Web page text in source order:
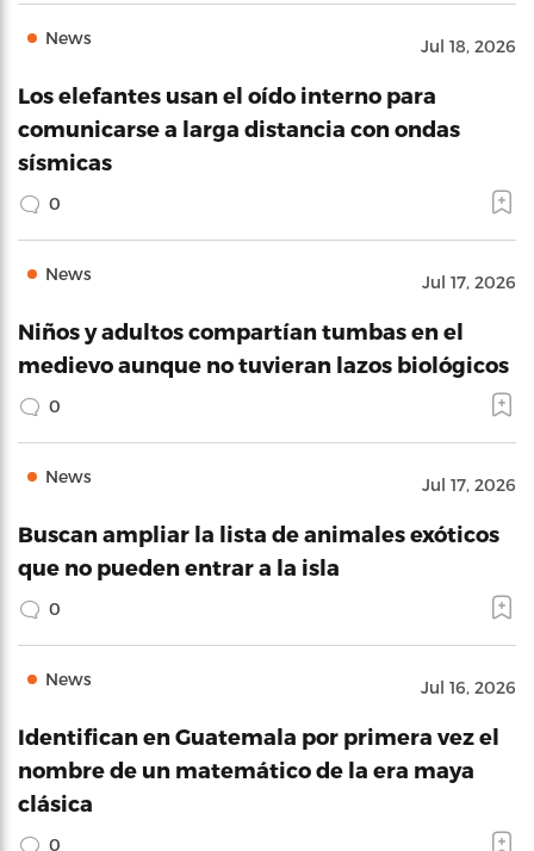
News Jul 18, 2026
Los elefantes usan el oído interno para
comunicarse a larga distancia con ondas
sísmicas
0
News Jul 17, 2026
Niños y adultos compartían tumbas en el
medievo aunque no tuvieran lazos biológicos
0
News Jul 17, 2026
Buscan ampliar la lista de animales exóticos
que no pueden entrar a la isla
0
News Jul 16, 2026
Identifican en Guatemala por primera vez el
nombre de un matemático de la era maya
clásica
0